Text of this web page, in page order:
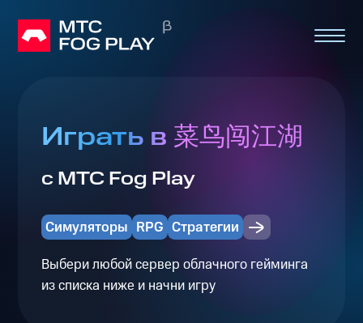
Играть в 菜鸟闯江湖
с МТС Fog Play
Симуляторы RPG Стратегии
Выбери любой сервер облачного гейминга
из списка ниже и начни игру